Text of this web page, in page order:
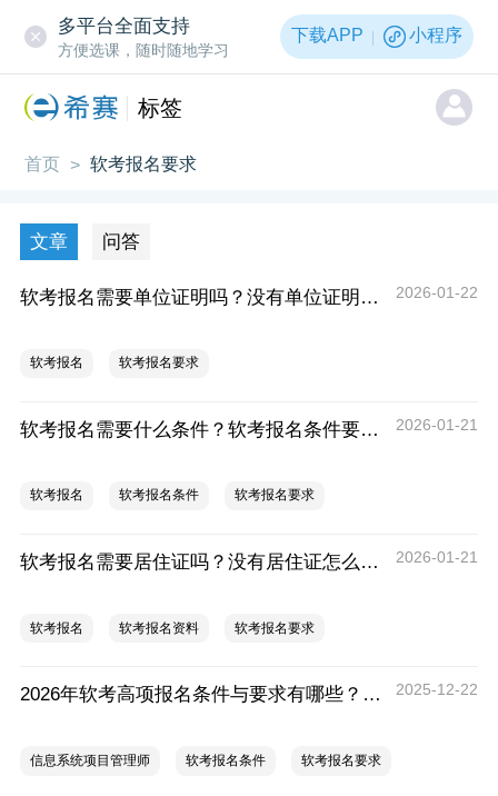
多平台全面支持
方便选课，随时随地学习
下载APP 小程序
标签
首页 > 软考报名要求
文章 问答
软考报名需要单位证明吗？没有单位证明能不能考？ 2026-01-22
软考报名 软考报名要求
软考报名需要什么条件？软考报名条件要求有哪些？ 2026-01-21
软考报名 软考报名条件 软考报名要求
软考报名需要居住证吗？没有居住证怎么办？ 2026-01-21
软考报名 软考报名资料 软考报名要求
2026年软考高项报名条件与要求有哪些？2026年软考高项报名条件及流程 2025-12-22
信息系统项目管理师 软考报名条件 软考报名要求